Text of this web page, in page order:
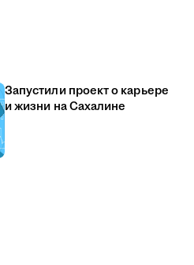
Запустили проект о карьере
и жизни на Сахалине